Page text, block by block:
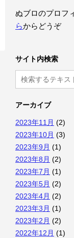
ぬブロのプロフ
らからどうぞ
サイト内検索
アーカイブ
2023年11月 (2)
2023年10月 (3)
2023年9月 (1)
2023年8月 (2)
2023年7月 (1)
2023年5月 (2)
2023年4月 (2)
2023年3月 (1)
2023年2月 (2)
2022年12月 (1)